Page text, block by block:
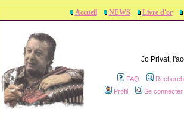
Accueil NEWS Livre d'or
Jo Privat,
FAQ
Profil
Se